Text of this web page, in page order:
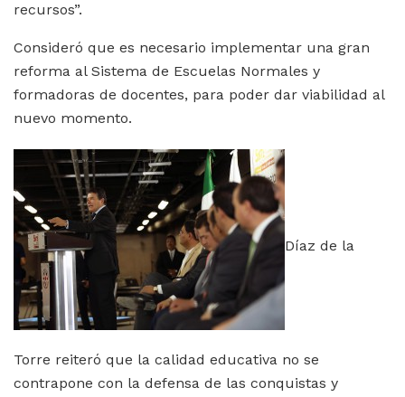
recursos”.
Consideró que es necesario implementar una gran
reforma al Sistema de Escuelas Normales y
formadoras de docentes, para poder dar viabilidad al
nuevo momento.
Díaz de la
Torre reiteró que la calidad educativa no se
contrapone con la defensa de las conquistas y